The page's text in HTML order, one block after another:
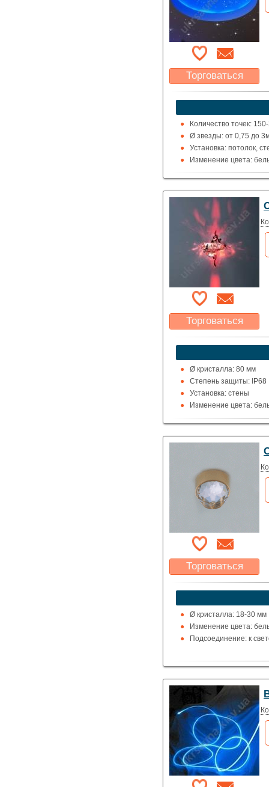
Торговаться
Какая цена Вас
устроит?
Указать цену
Количество точек:
Ø звезды: от 0,75 до
Установка: потолок,
Изменение цвета:
Проектор: включен в
Торговаться
Какая цена Вас
устроит?
Указать цену
Ø кристалла: 80 мм
Степень защиты: IP68
Установка: стены
Изменение цвета:
Подсоединение: к
Торговаться
Какая цена Вас
устроит?
Указать цену
Ø кристалла: 18-30 мм
Изменение цвета:
Подсоединение: к